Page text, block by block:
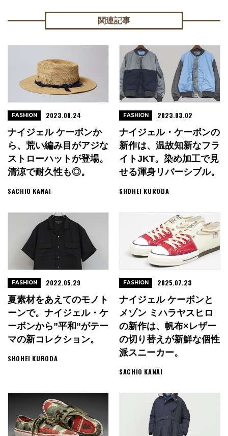
関連記事
ナイジェル ケーボンか
ら、荒い編み目がアジな
ストローハットが登場。
清涼で耐久性も◎。
SACHIO KANAI
FASHION 2023.08.24
ナイジェル・ケーボンの
新作は、温故知新なフラ
イトJKT。染め加工で見
せる渾身リバーシブル。
SHOHEI KURODA
FASHION 2023.03.02
夏素材をあえてのモノト
ーンで。ナイジェル・ケ
ーボンから”平和”がテー
マの新コレクション。
SHOHEI KURODA
FASHION 2022.05.29
ナイジェル ケーボンと
メゾン ミハラヤスヒロ
の新作は、帆布×レザー
の切り替えが新鮮な個性
派スニーカー。
SACHIO KANAI
FASHION 2025.07.23